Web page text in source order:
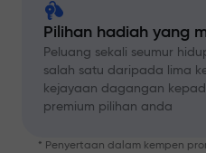
Pilihan hadiah yang
Peluang sekali seumur
salah satu daripada lima
kejayaan dagangan
premium pilihan anda
* Penyertaan dalam kempen